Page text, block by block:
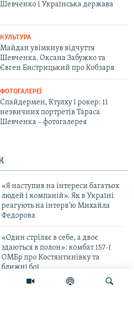
Шевченко і Українська держава
КУЛЬТУРА
Майдан увімкнув відчуття
Шевченка. Оксана Забужко та
Євген Бистрицький про Кобзаря
ФОТОГАЛЕРЕЇ
Спайдермен, Ктулху і рокер: 11
незвичних портретів Тараса
Шевченка – фотогалерея
«Я наступив на інтереси багатьох
людей і компаній». Як в Україні
реагують на інтерв’ю Михайла
Федорова
«Один стріляє в себе, а двоє
здаються в полон»: комбат 157-ї
ОМБр про Костянтинівку та
ближні бої